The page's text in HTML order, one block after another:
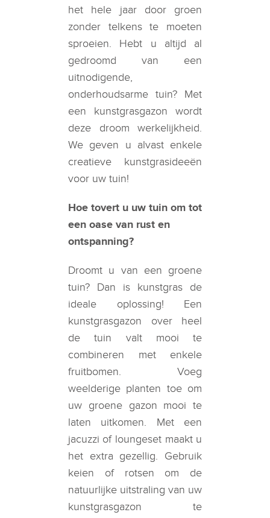
het hele jaar door groen
zonder telkens te moeten
sproeien. Hebt u altijd al
gedroomd van een
uitnodigende,
onderhoudsarme tuin? Met
een kunstgrasgazon wordt
deze droom werkelijkheid.
We geven u alvast enkele
creatieve kunstgrasideeën
voor uw tuin!
Hoe tovert u uw tuin om tot
een oase van rust en
ontspanning?
Droomt u van een groene
tuin? Dan is kunstgras de
ideale oplossing! Een
kunstgrasgazon over heel
de tuin valt mooi te
combineren met enkele
fruitbomen. Voeg
weelderige planten toe om
uw groene gazon mooi te
laten uitkomen. Met een
jacuzzi of loungeset maakt u
het extra gezellig. Gebruik
keien of rotsen om de
natuurlijke uitstraling van uw
kunstgrasgazon te